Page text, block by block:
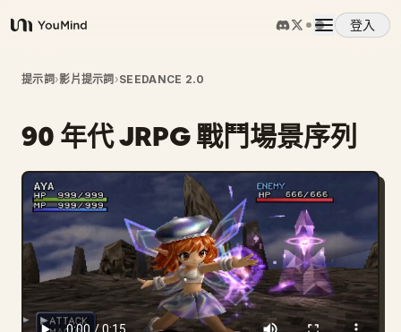
YouMind
登入
概覽
使用案例
技能
提示詞
定價
提示詞›影片提示詞 ›SEEDANCE 2.0
90 年代 JRPG 戰鬥場景序列